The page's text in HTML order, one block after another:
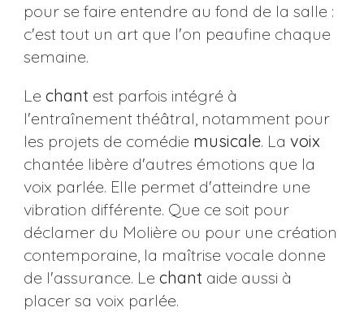
pour se faire entendre au fond de la salle :
c'est tout un art que l'on peaufine chaque
semaine.
Le chant est parfois intégré à
l'entraînement théâtral, notamment pour
les projets de comédie musicale. La voix
chantée libère d'autres émotions que la
voix parlée. Elle permet d'atteindre une
vibration différente. Que ce soit pour
déclamer du Molière ou pour une création
contemporaine, la maîtrise vocale donne
de l'assurance. Le chant aide aussi à
placer sa voix parlée.